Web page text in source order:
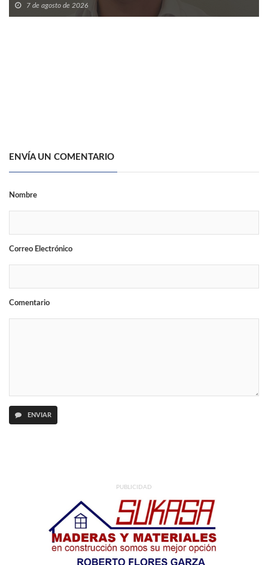
7 de agosto de 2026
ENVÍA UN COMENTARIO
Nombre
Correo Electrónico
Comentario
ENVIAR
PUBLICIDAD